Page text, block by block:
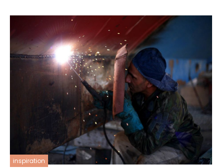
inspiration